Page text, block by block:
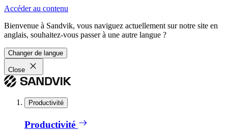
Accéder au contenu
Bienvenue à Sandvik, vous naviguez actuellement sur notre site en
anglais, souhaitez-vous passer à une autre langue ?
Changer de langue
Close
Productivité
Productivité